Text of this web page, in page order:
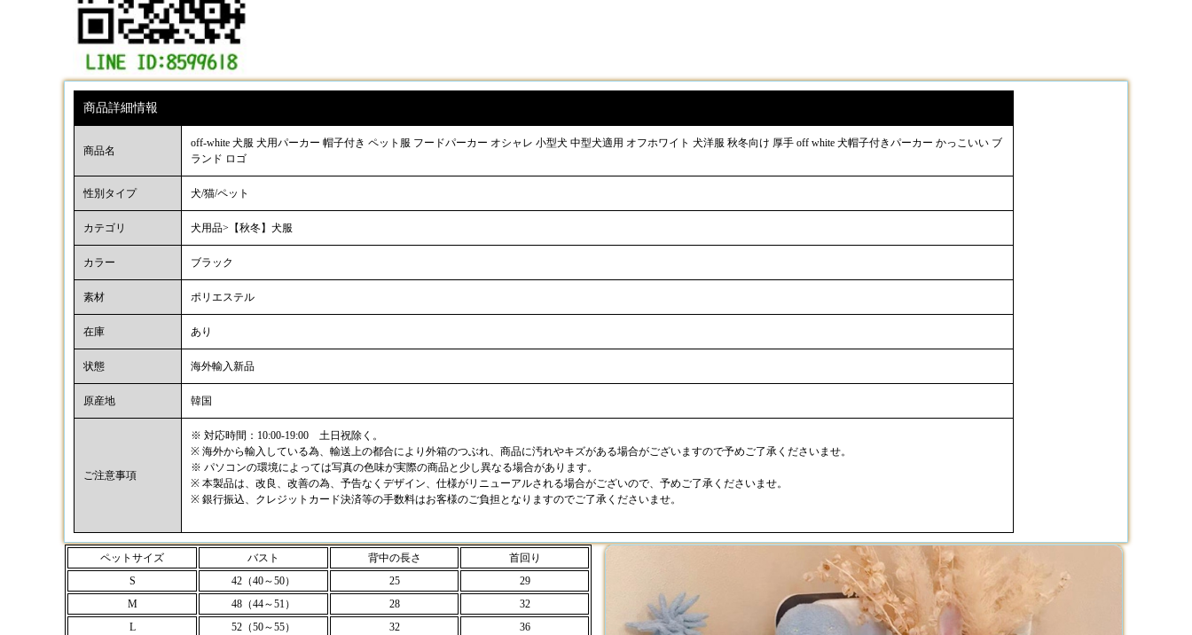
商品詳細情報
商品名
off-white 犬服 犬用パーカー 帽子付き ペット服 フードパーカー オシャレ 小型犬 中型犬適用 オフホワイト 犬洋服 秋冬向け 厚手 off white 犬帽子付きパーカー かっこいい ブ
ランド ロゴ
性別タイプ 犬/猫/ペット
カテゴリ 犬用品>【秋冬】犬服
カラー ブラック
素材 ポリエステル
在庫 あり
状態 海外輸入新品
原産地 韓国
ご注意事項
※ 対応時間：10:00-19:00 土日祝除く。
※ 海外から輸入している為、輸送上の都合により外箱のつぶれ、商品に汚れやキズがある場合がございますので予めご了承くださいませ。
※ パソコンの環境によっては写真の色味が実際の商品と少し異なる場合があります。
※ 本製品は、改良、改善の為、予告なくデザイン、仕様がリニューアルされる場合がございので、予めご了承くださいませ。
※ 銀行振込、クレジットカード決済等の手数料はお客様のご負担となりますのでご了承くださいませ。
ペットサイズ バスト 背中の長さ
首回り
S
42（40～50） 25
29
M
48（44～51） 28
32
L
52（50～55） 32 36